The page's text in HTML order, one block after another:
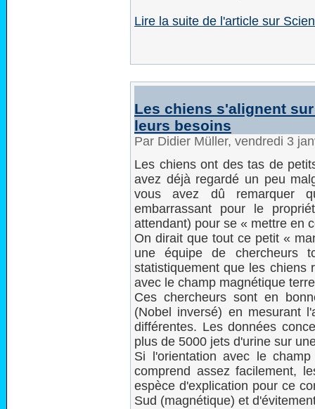
Lire la suite de l'article sur
Les chiens s'alignent
leurs besoins
Par Didier Müller, vendredi 3
Les chiens ont des tas de
avez déjà regardé un peu
vous avez dû remarquer
embarrassant pour le
attendant) pour se « mettre en
On dirait que tout ce petit «
une équipe de chercheurs
statistiquement que les chiens
avec le champ magnétique
Ces chercheurs sont en
(Nobel inversé) en mesurant
différentes. Les données
plus de 5000 jets d'urine sur
Si l'orientation avec le
comprend assez facilement,
espèce d'explication pour ce
Sud (magnétique) et